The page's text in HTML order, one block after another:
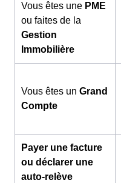
Vous êtes une PME
ou faites de la
Gestion
Immobilière
Vous êtes un Grand
Compte
Payer une facture
ou déclarer une
auto-relève